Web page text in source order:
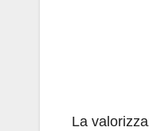
La